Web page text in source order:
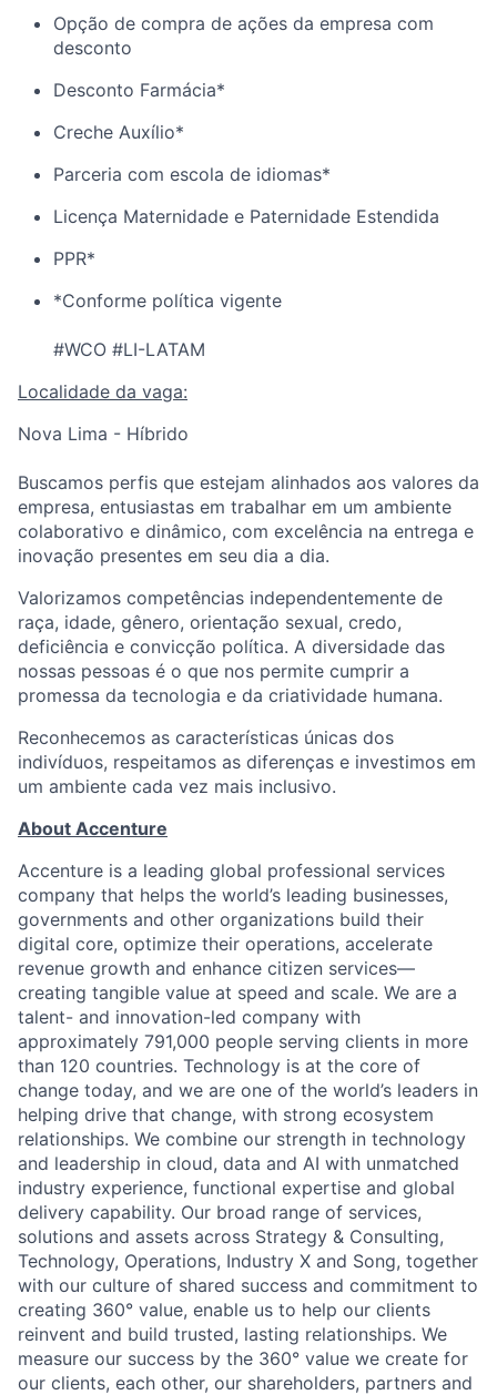
Opção de compra de ações da empresa com
desconto
Desconto Farmácia*
Creche Auxílio*
Parceria com escola de idiomas*
Licença Maternidade e Paternidade Estendida
PPR*
*Conforme política vigente
#WCO #LI-LATAM
Localidade da vaga:
Nova Lima - Híbrido
Buscamos perfis que estejam alinhados aos valores da
empresa, entusiastas em trabalhar em um ambiente
colaborativo e dinâmico, com excelência na entrega e
inovação presentes em seu dia a dia.
Valorizamos competências independentemente de
raça, idade, gênero, orientação sexual, credo,
deficiência e convicção política. A diversidade das
nossas pessoas é o que nos permite cumprir a
promessa da tecnologia e da criatividade humana.
Reconhecemos as características únicas dos
indivíduos, respeitamos as diferenças e investimos em
um ambiente cada vez mais inclusivo.
About Accenture
Accenture is a leading global professional services
company that helps the world’s leading businesses,
governments and other organizations build their
digital core, optimize their operations, accelerate
revenue growth and enhance citizen services—
creating tangible value at speed and scale. We are a
talent- and innovation-led company with
approximately 791,000 people serving clients in more
than 120 countries. Technology is at the core of
change today, and we are one of the world’s leaders in
helping drive that change, with strong ecosystem
relationships. We combine our strength in technology
and leadership in cloud, data and AI with unmatched
industry experience, functional expertise and global
delivery capability. Our broad range of services,
solutions and assets across Strategy & Consulting,
Technology, Operations, Industry X and Song, together
with our culture of shared success and commitment to
creating 360° value, enable us to help our clients
reinvent and build trusted, lasting relationships. We
measure our success by the 360° value we create for
our clients, each other, our shareholders, partners and